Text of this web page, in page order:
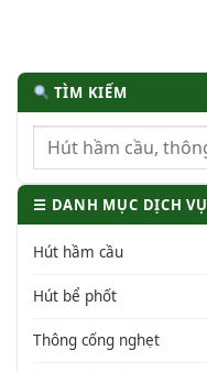
TÌM KIẾM
☰ DANH MỤC DỊCH VỤ
Hút hầm cầu
Hút bể phốt
Thông cống nghẹt